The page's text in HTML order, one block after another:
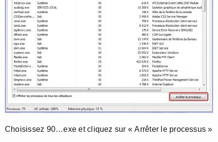
Choisissez 90…exe et cliquez sur « Arrêter le processus »